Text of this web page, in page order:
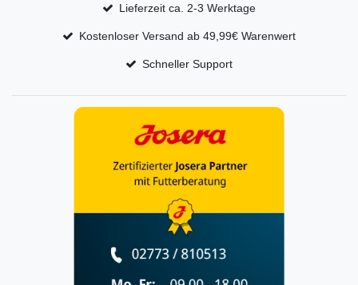
Lieferzeit ca. 2-3 Werktage
Kostenloser Versand ab 49,99€ Warenwert
Schneller Support